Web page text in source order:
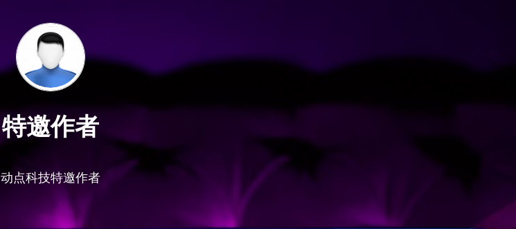
特邀作者
动点科技特邀作者